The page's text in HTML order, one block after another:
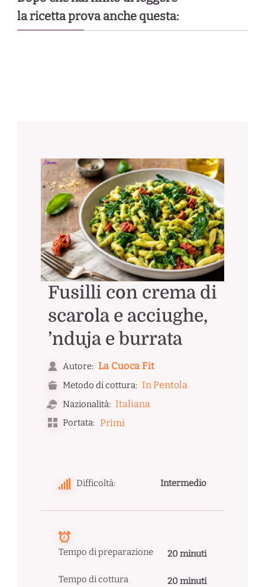
la ricetta prova anche questa:
Fusilli con crema di
scarola e acciughe,
’nduja e burrata
Autore: La Cuoca Fit
Metodo di cottura: In Pentola
Nazionalità: Italiana
Portata: Primi
Difficoltà: Intermedio
Tempo di preparazione 20 minuti
Tempo di cottura 20 minuti